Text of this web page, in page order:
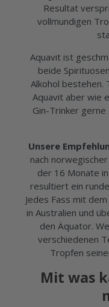
Resultat
vollmundigen
Aquavit ist
beide
Alkohol bestehen.
Aquavit aber wie
Gin-Trinker
Unsere
nach
der 16 Monate
resultiert ein
Jedes Fass mit
in Australien und
den Äquator.
verschiedenen
Tropfen
Mit was